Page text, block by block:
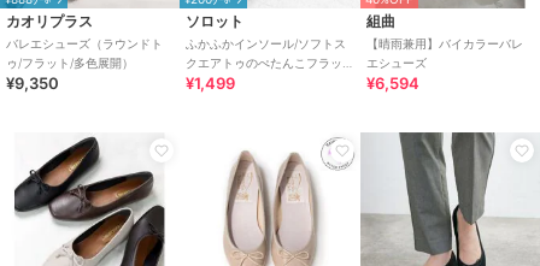
カオリプラス
バレエシューズ（ラウンドト
ゥ/フラット/多色展開）
¥9,350
ソロット
ふかふかインソール/ソフトス
クエアトゥのぺたんこフラッ
トバレエシューズ
¥1,499
組曲
【晴雨兼用】バイカラーバレ
エシューズ
¥6,594